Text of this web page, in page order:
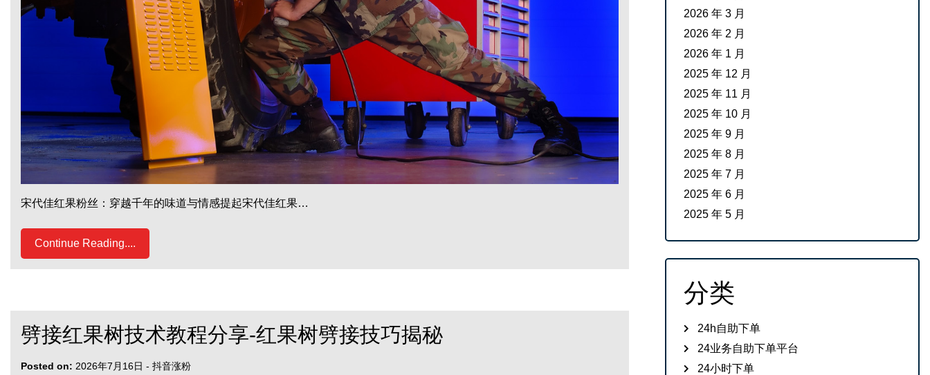
宋代佳红果粉丝：穿越千年的味道与情感提起宋代佳红果…
Continue Reading....
劈接红果树技术教程分享-红果树劈接技巧揭秘
Posted on: 2026年7月16日 - 抖音涨粉
2026 年 3 月
2026 年 2 月
2026 年 1 月
2025 年 12 月
2025 年 11 月
2025 年 10 月
2025 年 9 月
2025 年 8 月
2025 年 7 月
2025 年 6 月
2025 年 5 月
分类
24h自助下单
24业务自助下单平台
24小时下单